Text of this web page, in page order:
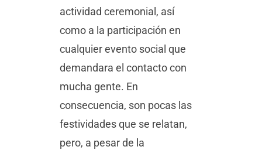
actividad ceremonial, así
como a la participación en
cualquier evento social que
demandara el contacto con
mucha gente. En
consecuencia, son pocas las
festividades que se relatan,
pero, a pesar de la